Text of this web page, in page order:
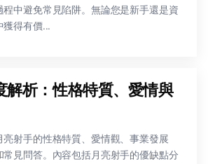
程中避免常見陷阱。無論您是新手還是資
獲得有價...
解析：性格特質、愛情與
射手的性格特質、愛情觀、事業發展
常見問答。內容包括月亮射手的優缺點分